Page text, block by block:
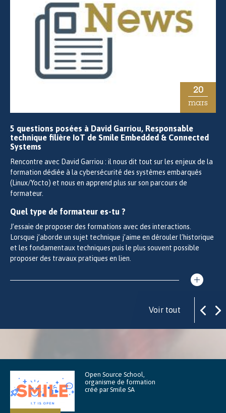
20
mars
5 questions posées à David Garriou, Responsable
technique filière IoT de Smile Embedded & Connected
Systems
Rencontre avec David Garriou : il nous dit tout sur les enjeux de la
formation dédiée à la cybersécurité des systèmes embarqués
(Linux/Yocto) et nous en apprend plus sur son parcours de
formateur.
Quel type de formateur es-tu ?
J’essaie de proposer des formations avec des interactions.
Lorsque j’aborde un sujet technique j’aime en dérouler l’historique
et les fondamentaux techniques puis le plus souvent possible
proposer des travaux pratiques en lien.
Voir tout
Open Source School,
organisme de formation
créé par Smile SA